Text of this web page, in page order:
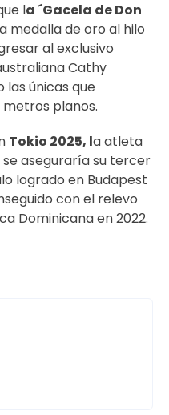
la ´Gacela de Don
medalla de oro al hilo
al exclusivo
Cathy
las únicas que
planos.
Tokio 2025, la atleta
se aseguraría su tercer
logrado en Budapest
con el relevo
Dominicana en 2022.